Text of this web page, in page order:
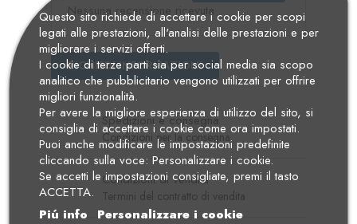
Nessuna recensione ricevuta
RICHIEDI INFORMAZIONI
Spedizioni e consegna
Condizioni per la consegna
Condizioni di vendita
Termini del contratto di vendita
Questo sito richiede di accettare i cookie per scopi
legati alle prestazioni, all'analisi delle prestazioni e per
migliorare i servizi offerti.
I cookie di terze parti sia per social media sia scopo
analitico che pubblicitario vengono utilizzati per offrire
migliori funzionalità.
Per avere la migliore esperienza di utilizzo del sito, si
consiglia di accettare i cookie come ora impostati.
Puoi anche modificare le impostazioni predefinite
cliccando sulla voce: Personalizzare i cookie.
Se accetti le impostazioni consigliate, premi il tasto
ACCETTA.
Piú info
Personalizzare i cookie